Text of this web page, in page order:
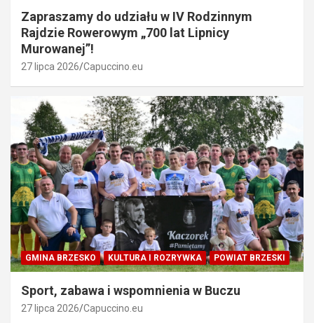
Zapraszamy do udziału w IV Rodzinnym
Rajdzie Rowerowym „700 lat Lipnicy
Murowanej”!
27 lipca 2026 Capuccino.eu
GMINA BRZESKO KULTURA I ROZRYWKA POWIAT BRZESKI
Sport, zabawa i wspomnienia w Buczu
27 lipca 2026 Capuccino.eu